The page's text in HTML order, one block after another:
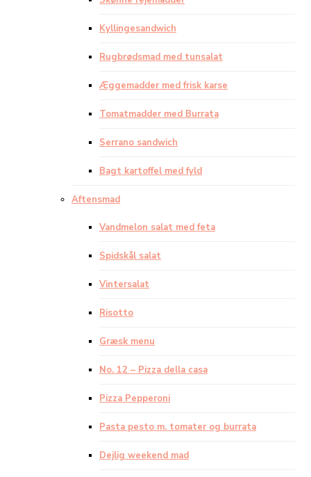
Kyllingesandwich
Rugbrødsmad med tunsalat
Æggemadder med frisk karse
Tomatmadder med Burrata
Serrano sandwich
Bagt kartoffel med fyld
Aftensmad
Vandmelon salat med feta
Spidskål salat
Vintersalat
Risotto
Græsk menu
No. 12 – Pizza della casa
Pizza Pepperoni
Pasta pesto m. tomater og burrata
Dejlig weekend mad